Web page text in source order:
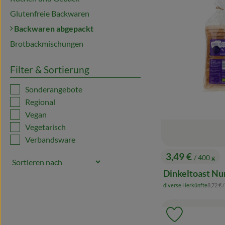
Glutenfreie Backwaren
Backwaren abgepackt
Brotbackmischungen
Filter & Sortierung
Sonderangebote
Regional
Vegan
Vegetarisch
Verbandsware
, Preis:
3,49 € / 400 g
Dinkeltoast
, Herkunft:
diverse Herkünfte,8,72 €
Produkt